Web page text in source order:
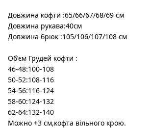
Довжина кофти :65/66/67/68/69 см
Довжина рукава:40см
Довжина брюк :105/106/107/108 см
Обʼєм Грудей кофти :
46-48:100-108
50-52:108-116
54-56:116-124
58-60:124-132
62-64:132-140
Можно +3 см,кофта вільного крою.